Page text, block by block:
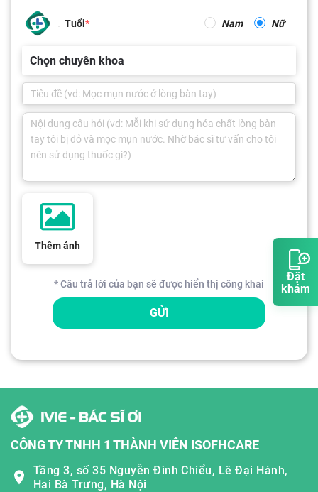
Đặt
khám
Tuổi Nam Nữ
Chọn chuyên khoa
Thêm ảnh
* Câu trả lời của bạn sẽ được hiển thị công khai
GỬI
CÔNG TY TNHH 1 THÀNH VIÊN ISOFHCARE
Tầng 3, số 35 Nguyễn Đình Chiểu, Lê Đại Hành,
Hai Bà Trưng, Hà Nội